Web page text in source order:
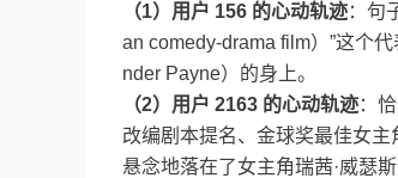
（1）用户 156 的心动轨迹：句
an comedy-drama film）”这个代
nder Payne）的身上。
（2）用户 2163 的心动轨迹：
改编剧本提名、金球奖最佳女
悬念地落在了女主角瑞茜·威瑟